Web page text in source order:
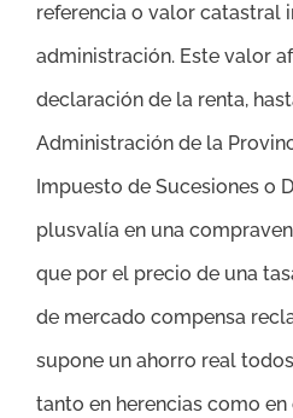
referencia o valor catastral
administración. Este valor
declaración de la renta,
Administración de la
Impuesto de Sucesiones o
plusvalía en una
que por el precio de una
de mercado compensa
supone un ahorro real
tanto en herencias como